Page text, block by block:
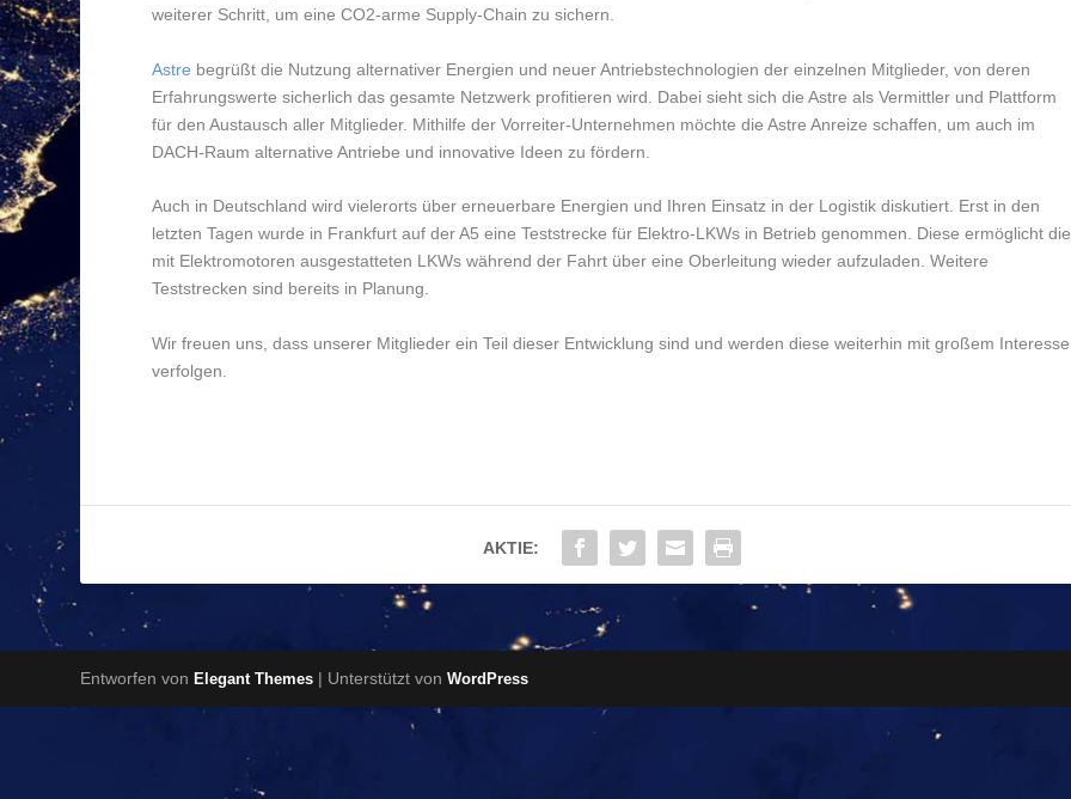
weiterer Schritt, um eine CO2-arme Supply-Chain zu sichern.
Astre begrüßt die Nutzung alternativer Energien und neuer Antriebstechnologien der einzelnen Mitglieder, von deren
Erfahrungswerte sicherlich das gesamte Netzwerk profitieren wird. Dabei sieht sich die Astre als Vermittler und Plattform
für den Austausch aller Mitglieder. Mithilfe der Vorreiter-Unternehmen möchte die Astre Anreize schaffen, um auch im
DACH-Raum alternative Antriebe und innovative Ideen zu fördern.
Auch in Deutschland wird vielerorts über erneuerbare Energien und Ihren Einsatz in der Logistik diskutiert. Erst in den
letzten Tagen wurde in Frankfurt auf der A5 eine Teststrecke für Elektro-LKWs in Betrieb genommen. Diese ermöglicht die
mit Elektromotoren ausgestatteten LKWs während der Fahrt über eine Oberleitung wieder aufzuladen. Weitere
Teststrecken sind bereits in Planung.
Wir freuen uns, dass unserer Mitglieder ein Teil dieser Entwicklung sind und werden diese weiterhin mit großem Interesse
verfolgen.
AKTIE:
Entworfen vonElegant Themes | Unterstützt vonWordPress